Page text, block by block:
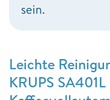
sein.
Leichte
KRUPS